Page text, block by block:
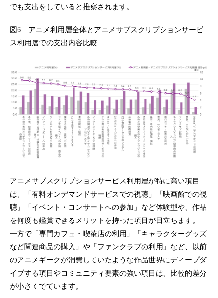
でも支出をしていると推察されます。
図6 アニメ利用層全体とアニメサブスクリプションサービ
ス利用層での支出内容比較
アニメサブスクリプションサービス利用層が特に高い項目
は、「有料オンデマンドサービスでの視聴」「映画館での視
聴」「イベント・コンサートへの参加」など体験型や、作品
を何度も鑑賞できるメリットを持った項目が目立ちます。
一方で「専門カフェ・喫茶店の利用」「キャラクターグッズ
など関連商品の購入」や「ファンクラブの利用」など、以前
のアニメギークが消費していたような作品世界にディープダ
イブする項目やコミュニティ要素の強い項目は、比較的差分
が小さくでています。